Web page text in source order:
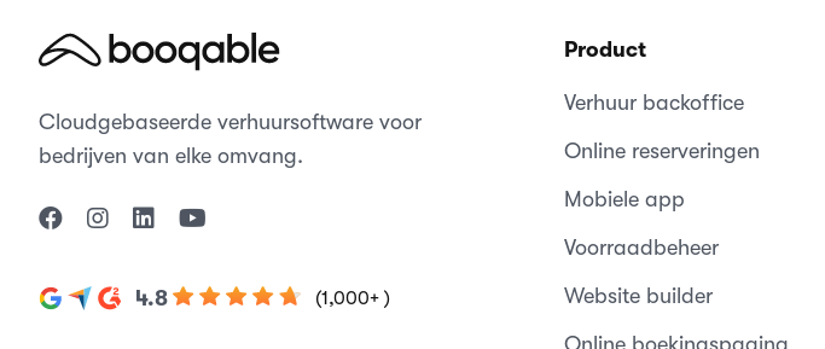
Cloudgebaseerde verhuursoftware voor
bedrijven van elke omvang.
4.8 (1,000+ )
Product
Verhuur backoffice
Online reserveringen
Mobiele app
Voorraadbeheer
Website builder
Online boekingspagina